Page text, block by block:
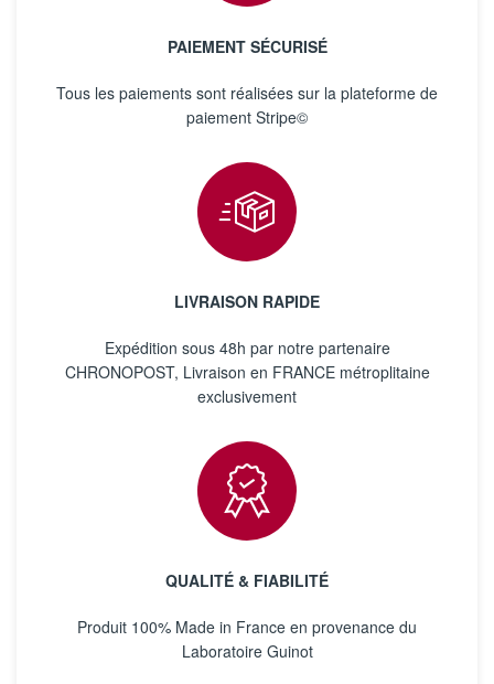
PAIEMENT SÉCURISÉ
Tous les paiements sont réalisées sur la plateforme de
paiement Stripe©
LIVRAISON RAPIDE
Expédition sous 48h par notre partenaire
CHRONOPOST, Livraison en FRANCE métroplitaine
exclusivement
QUALITÉ & FIABILITÉ
Produit 100% Made in France en provenance du
Laboratoire Guinot